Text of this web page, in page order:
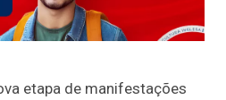
etapa de manifestações